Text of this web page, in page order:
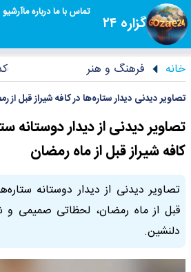
گزاره ۲۴
تماس با مادرباره ماآرشیو
خانه فرهنگ و هنر
تصاویر دیدنی دیدار ستاره‌ها در کافه شیراز قبل از
تصاویر دیدنی از دیدار دوستانه
کافه شیراز قبل از ماه رمضان
تصاویر دیدنی از دیدار دوستانه
قبل از ماه رمضان، لحظاتی صمیمی
دلنشین.